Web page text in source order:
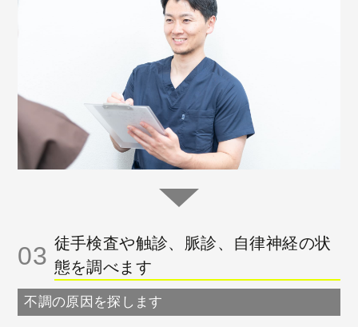
03 徒手検査や触診、脈診、自律神経の状
態を調べます
不調の原因を探します